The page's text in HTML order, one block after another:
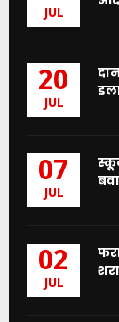
JUL
20
JUL
07
JUL
02
JUL